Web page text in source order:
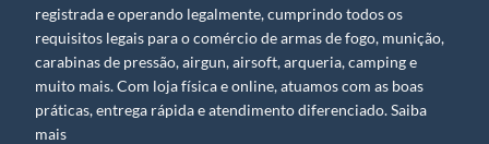
registrada e operando legalmente, cumprindo todos os
requisitos legais para o comércio de armas de fogo, munição,
carabinas de pressão, airgun, airsoft, arqueria, camping e
muito mais. Com loja física e online, atuamos com as boas
práticas, entrega rápida e atendimento diferenciado. Saiba
mais